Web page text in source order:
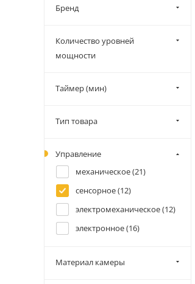
Бренд
Количество уровней
мощности
Таймер (мин)
Тип товара
Управление
механическое (21)
сенсорное (12)
электромеханическое (12)
электронное (16)
Материал камеры